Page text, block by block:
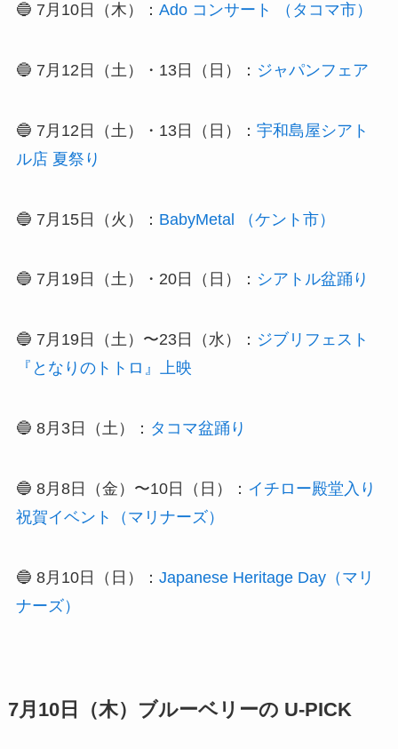
🔵 7月10日（木）： Ado コンサート （タコマ市）
🔵 7月12日（土）・13日（日）： ジャパンフェア
🔵 7月12日（土）・13日（日）： 宇和島屋シアト
ル店 夏祭り
🔵 7月15日（火）： BabyMetal （ケント市）
🔵 7月19日（土）・20日（日）： シアトル盆踊り
🔵 7月19日（土）〜23日（水）： ジブリフェスト
『となりのトトロ』上映
🔵 8月3日（土）： タコマ盆踊り
🔵 8月8日（金）〜10日（日）： イチロー殿堂入り
祝賀イベント（マリナーズ）
🔵 8月10日（日）： Japanese Heritage Day（マリ
ナーズ）
7月10日（木）ブルーベリーの U-PICK